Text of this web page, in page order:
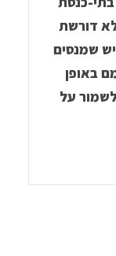
דורשת
שמנסים
באופן
על